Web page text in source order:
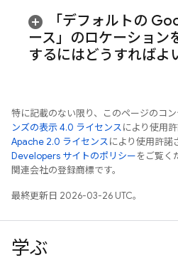
「デフォルトの
ース」のロケーション
するにはどうすればよ
特に記載のない限り、このページのコ
ンズの表示 4.0 ライセンスにより使用
Apache 2.0 ライセンスにより使用許諾
Developers サイトのポリシーをご覧く
関連会社の登録商標です。
最終更新日 2026-03-26 UTC。
学ぶ